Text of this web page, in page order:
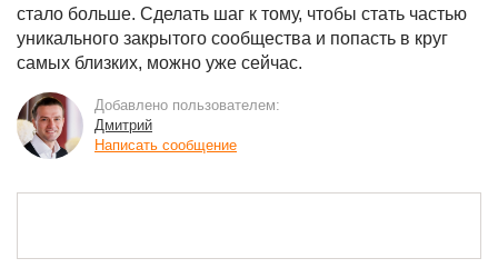
стало больше. Сделать шаг к тому, чтобы стать частью
уникального закрытого сообщества и попасть в круг
самых близких, можно уже сейчас.
Добавлено пользователем:
Дмитрий
Написать сообщение